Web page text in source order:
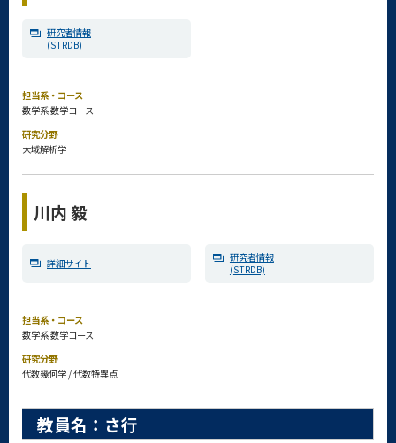
研究者情報
(STRDB)
担当系・コース
数学系 数学コース
研究分野
大域解析学
川内 毅
詳細サイト
研究者情報
(STRDB)
担当系・コース
数学系 数学コース
研究分野
代数幾何学 / 代数特異点
教員名：さ行